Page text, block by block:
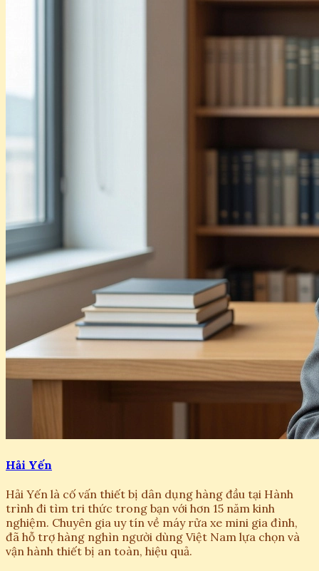
Hải Yến
Hải Yến là cố vấn thiết bị dân dụng hàng đầu tại Hành
trình đi tìm tri thức trong bạn với hơn 15 năm kinh
nghiệm. Chuyên gia uy tín về máy rửa xe mini gia đình,
đã hỗ trợ hàng nghìn người dùng Việt Nam lựa chọn và
vận hành thiết bị an toàn, hiệu quả.